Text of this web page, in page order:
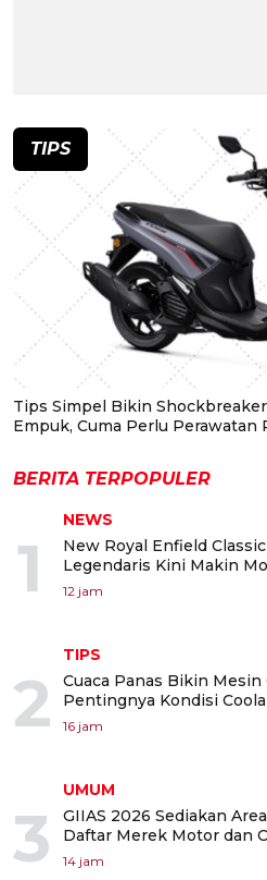
TIPS
Tips Simpel Bikin
Empuk, Cuma Perlu Perawatan
BERITA TERPOPULER
1
NEWS
New Royal Enfield
Legendaris Kini Makin
12 jam
2
TIPS
Cuaca Panas Bikin
Pentingnya Kondisi
16 jam
3
UMUM
GIIAS 2026 Sediakan
Daftar Merek Motor dan
14 jam